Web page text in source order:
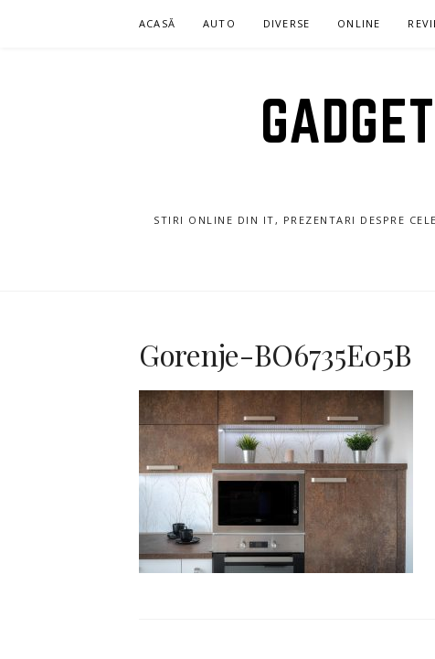
ACASĂ AUTO DIVERSE ONLINE
STIRI ONLINE DIN IT, PREZENTARI DESPRE
Gorenje-BO6735E05B